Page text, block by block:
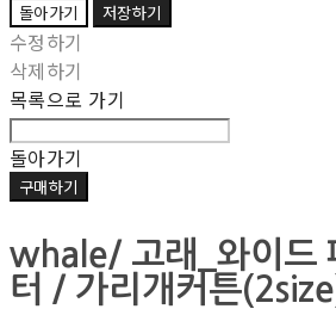
돌아가기 저장하기
수정하기
삭제하기
목록으로 가기
돌아가기
구매하기
whale/ 고래_와이드
터 / 가리개커튼